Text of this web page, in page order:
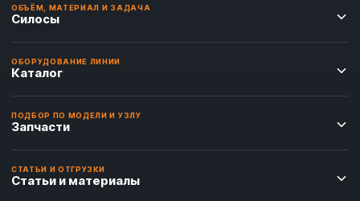
ОБЪЁМ, МАТЕРИАЛ И ЗАДАЧА
Силосы
ОБОРУДОВАНИЕ ЛИНИИ
Каталог
ПОДБОР ПО МОДЕЛИ И УЗЛУ
Запчасти
СТАТЬИ И ОТГРУЗКИ
Статьи и материалы